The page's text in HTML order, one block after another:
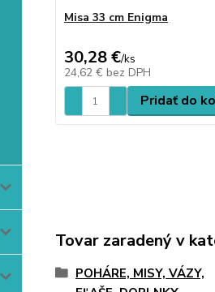
Misa 33 cm Enigma
30,28 €/ks
24,62 € bez DPH
Pridať do
Tovar zaradený v
POHÁRE, MISY, VÁZY,